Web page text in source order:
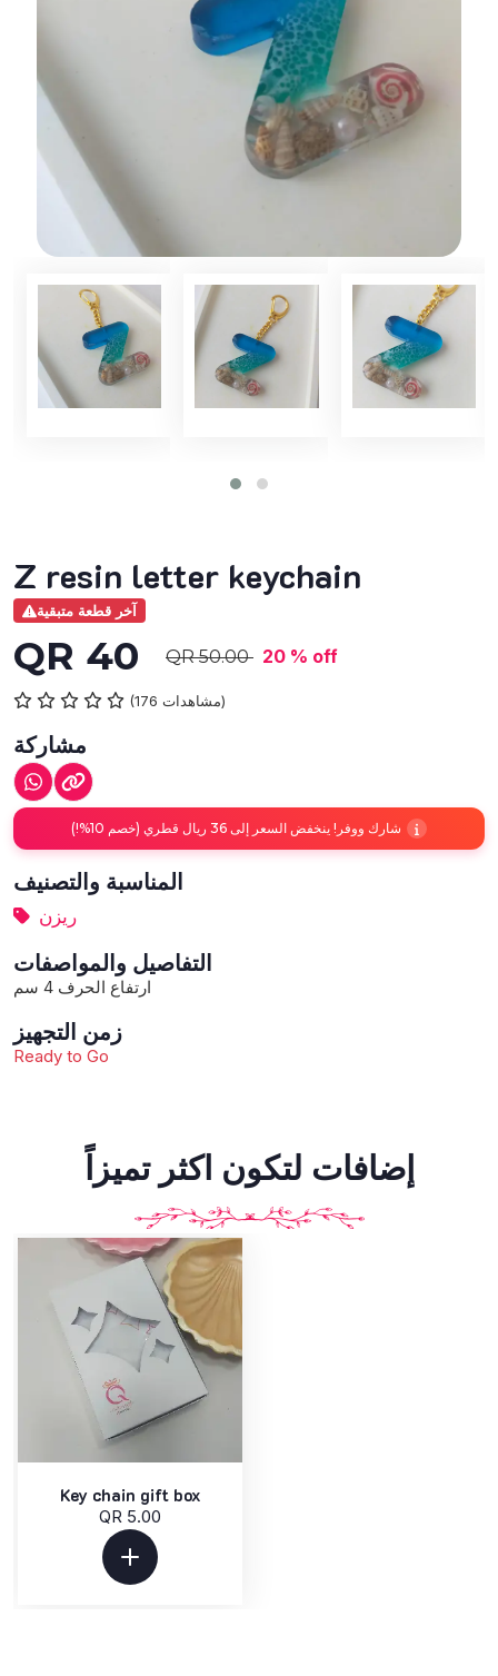
Z resin letter keychain
آخر قطعة متبقية
QR 40 QR 50.00 20 % off
(176 مشاهدات)
مشاركة
شارك ووفر! ينخفض السعر إلى 36 ريال قطري (خصم 10%!)
المناسبة والتصنيف
ريزن
التفاصيل والمواصفات
ارتفاع الحرف 4 سم
زمن التجهيز
Ready to Go
إضافات لتكون اكثر تميزاً
Key chain gift box
QR 5.00